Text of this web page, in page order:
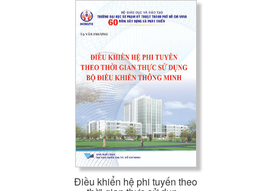
Điều khiển hệ phi tuyến theo